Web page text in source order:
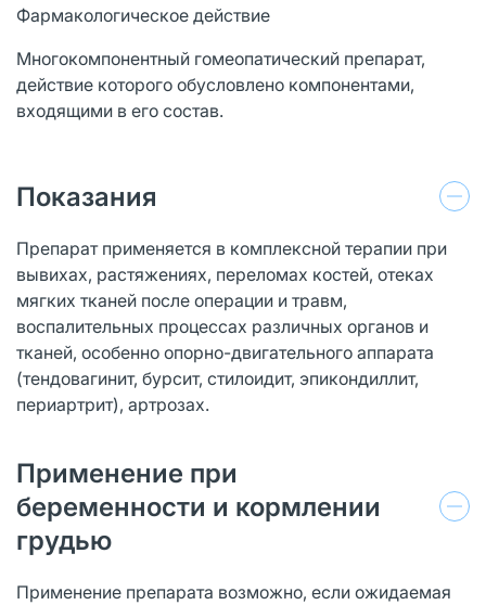
Фармакологическое действие
Многокомпонентный гомеопатический препарат,
действие которого обусловлено компонентами,
входящими в его состав.
Показания
Препарат применяется в комплексной терапии при
вывихах, растяжениях, переломах костей, отеках
мягких тканей после операции и травм,
воспалительных процессах различных органов и
тканей, особенно опорно-двигательного аппарата
(тендовагинит, бурсит, стилоидит, эпикондиллит,
периартрит), артрозах.
Применение при
беременности и кормлении
грудью
Применение препарата возможно, если ожидаемая